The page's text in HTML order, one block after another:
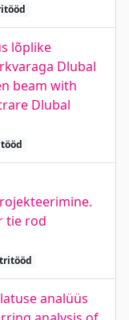
lõplike
Dlubal
beam with
Dlubal
tie rod
analüüs